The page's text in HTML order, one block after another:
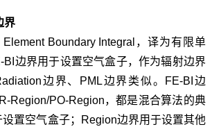
界
Boundary Integral，译为有限单
BI边界用于设置空气盒子，作为辐射边界
边界、PML边界类似。FE-BI边
Region/PO-Region，都是混合算法的典
置空气盒子；Region边界用于设置其他